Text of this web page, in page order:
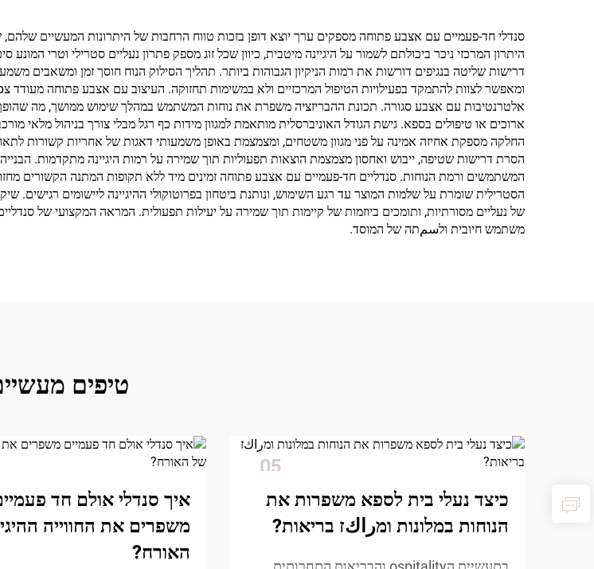
היתרון המרכזי ניכר ביכולתם לשמור על היגיינה מיטבית, כיוון שכל זוג מספק פתרון נעליים סטרילי וטרי
דרישות שליטה בנגיפים דורשות את רמות הניקיון הגבוהות ביותר. תהליך הסילוק הנוח חוסך זמן ומשאבים
אלטרנטיבות עם אצבע סגורה. תכונת ההבריזציה משפרת את נוחות המשתמש במהלך שימוש ממושך, מה
החלקה מספקת אחיזה אמינה על פני מגוון משטחים, ומצמצמת באופן משמעותי דאגות של אחריות קשורות
הסרת דרישות שטיפה, ייבוש ואחסון מצמצמת הוצאות תפעוליות תוך שמירה על רמות היגיינה מתקדמות.
המשתמשים ורמת הנוחות. סנדליים חד-פעמיים עם אצבע פתוחה זמינים מיד ללא תקופות המתנה הקשורים
הסטרילית שומרת על שלמות המוצר עד רגע השימוש, ונותנת ביטחון בפרוטוקולי ההיגיינה ליישומים רגישים.
משתמש חיובית ולسمתה של המוסד.
טיפים
05
כיצד נעלי בית לספא משפרות את
הנוחות במלונות ומراكז בריאות?
איך סנדלי אולם חד
משפרים את החווייה
האורח?